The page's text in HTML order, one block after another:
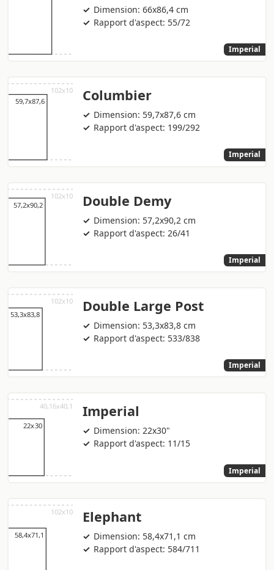
Dimension: 66x86,4 cm
Rapport d'aspect: 55/72
Imperial
Columbier
Dimension: 59,7x87,6 cm
Rapport d'aspect: 199/292
Imperial
Double Demy
Dimension: 57,2x90,2 cm
Rapport d'aspect: 26/41
Imperial
Double Large Post
Dimension: 53,3x83,8 cm
Rapport d'aspect: 533/838
Imperial
Imperial
Dimension: 22x30"
Rapport d'aspect: 11/15
Imperial
Elephant
Dimension: 58,4x71,1 cm
Rapport d'aspect: 584/711